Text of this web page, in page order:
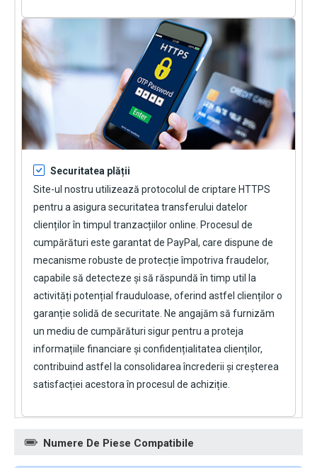
Securitatea plății
Site-ul nostru utilizează protocolul de criptare HTTPS
pentru a asigura securitatea transferului datelor
clienților în timpul tranzacțiilor online. Procesul de
cumpărături este garantat de PayPal, care dispune de
mecanisme robuste de protecție împotriva fraudelor,
capabile să detecteze și să răspundă în timp util la
activități potențial frauduloase, oferind astfel clienților o
garanție solidă de securitate. Ne angajăm să furnizăm
un mediu de cumpărături sigur pentru a proteja
informațiile financiare și confidențialitatea clienților,
contribuind astfel la consolidarea încrederii și creșterea
satisfacției acestora în procesul de achiziție.
Numere De Piese Compatibile